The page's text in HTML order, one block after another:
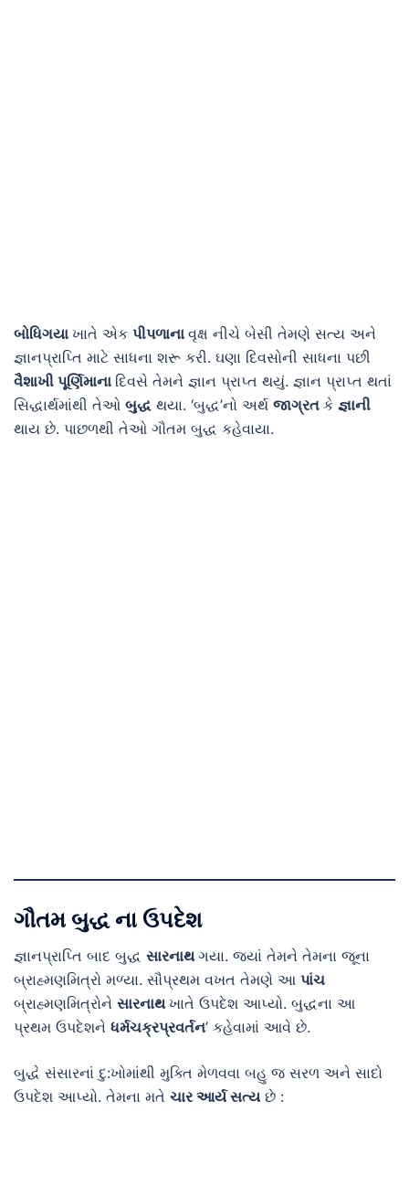
બોધિગયા ખાતે એક પીપળાના વૃક્ષ નીચે બેસી તેમણે સત્ય અને
જ્ઞાનપ્રાપ્તિ માટે સાધના શરૂ કરી. ઘણા દિવસોની સાધના પછી
વૈશાખી પૂર્ણિમાના દિવસે તેમને જ્ઞાન પ્રાપ્ત થયું. જ્ઞાન પ્રાપ્ત થતાં
સિદ્ધાર્થમાંથી તેઓ બુદ્ધ થયા. ‘બુદ્ધ’નો અર્થ જાગ્રત કે જ્ઞાની
થાય છે. પાછળથી તેઓ ગૌતમ બુદ્ધ કહેવાયા.
ગૌતમ બુદ્ધ ના ઉપદેશ
જ્ઞાનપ્રાપ્તિ બાદ બુદ્ધ સારનાથગયા. જ્યાં તેમને તેમના જૂના
બ્રાહ્મણમિત્રો મળ્યા. સૌપ્રથમ વખત તેમણે આ પાંચ
બ્રાહ્મણમિત્રોને સારનાથખાતે ઉપદેશ આપ્યો. બુદ્ધના આ
પ્રથમ ઉપદેશને ધર્મચક્રપ્રવર્તન’ કહેવામાં આવે છે.
બુદ્ધે સંસારનાં દુ:ખોમાંથી મુક્તિ મેળવવા બહુ જ સરળ અને સાદો
ઉપદેશ આપ્યો. તેમના મતે ચાર આર્ય સત્ય છે :